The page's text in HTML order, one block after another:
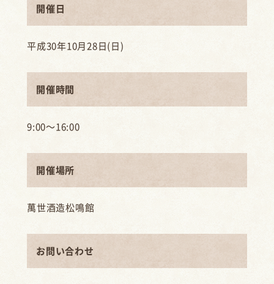
開催日
平成30年10月28日(日)
開催時間
9:00〜16:00
開催場所
萬世酒造松鳴館
お問い合わせ